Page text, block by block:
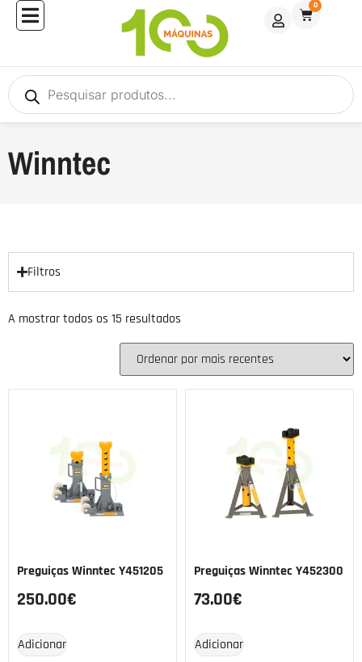
0
Winntec
Filtros
A mostrar todos os 15 resultados
Preguiças Winntec Y451205
250.00€
Adicionar
Preguiças Winntec Y452300
73.00€
Adicionar